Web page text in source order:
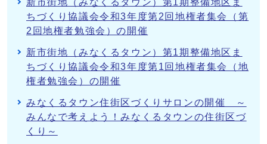
ちづくり協議会令和3年度第2回地権者集会（第
2回地権者勉強会）の開催
新市街地（みなくるタウン）第1期整備地区ま
ちづくり協議会令和3年度第1回地権者集会（地
権者勉強会）の開催
みなくるタウン住街区づくりサロンの開催 ～
みんなで考えよう！みなくるタウンの住街区づ
くり～